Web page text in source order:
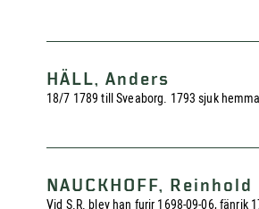
HÄLL, Anders
18/7 1789 till Sveaborg. 1793 sjuk
NAUCKHOFF, Reinhold
Vid S.R. blev han furir 1698-09-06,